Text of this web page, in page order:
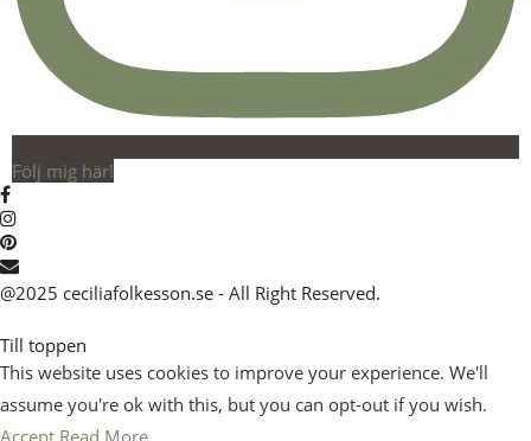
Följ mig här!
@2025 ceciliafolkesson.se - All Right Reserved.
Till toppen
This website uses cookies to improve your experience. We'll
assume you're ok with this, but you can opt-out if you wish.